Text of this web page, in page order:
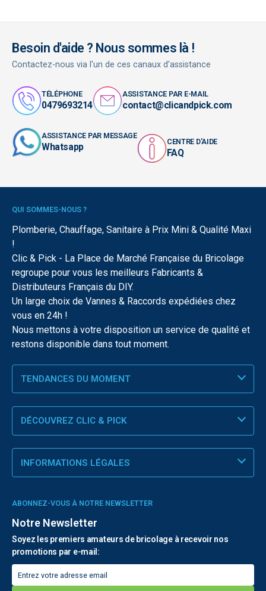
Besoin d'aide ? Nous sommes là !
Contactez-nous via l'un de ces canaux d'assistance
TÉLÉPHONE
0479693214
ASSISTANCE PAR E-MAIL
contact@clicandpick.com
ASSISTANCE PAR MESSAGE
Whatsapp CENTRE D'AIDE
FAQ
QUI SOMMES-NOUS ?
Plomberie, Chauffage, Sanitaire à Prix Mini & Qualité Maxi
!
Clic & Pick - La Place de Marché Française du Bricolage
regroupe pour vous les meilleurs Fabricants &
Distributeurs Français du DIY.
Un large choix de Vannes & Raccords expédiées chez
vous en 24h !
Nous mettons à votre disposition un service de qualité et
restons disponible dans tout moment.
TENDANCES DU MOMENT
DÉCOUVREZ CLIC & PICK
INFORMATIONS LÉGALES
ABONNEZ-VOUS À NOTRE NEWSLETTER
Notre Newsletter
Soyez les premiers amateurs de bricolage à recevoir nos
promotions par e-mail: